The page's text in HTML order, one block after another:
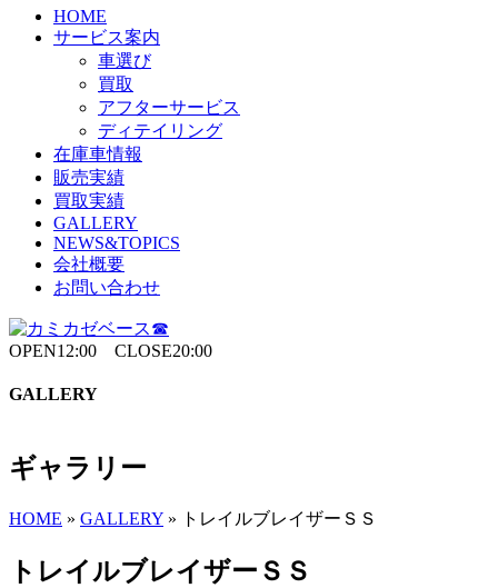
HOME
サービス案内
車選び
買取
アフターサービス
ディテイリング
在庫車情報
販売実績
買取実績
GALLERY
NEWS&TOPICS
会社概要
お問い合わせ
OPEN12:00 CLOSE20:00
GALLERY
ギャラリー
HOME » GALLERY » トレイルブレイザーＳＳ
トレイルブレイザーＳＳ